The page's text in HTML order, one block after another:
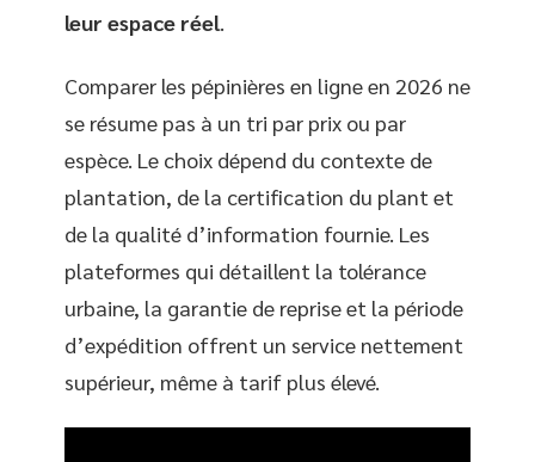
leur espace réel.
Comparer les pépinières en ligne en 2026 ne
se résume pas à un tri par prix ou par
espèce. Le choix dépend du contexte de
plantation, de la certification du plant et
de la qualité d’information fournie. Les
plateformes qui détaillent la tolérance
urbaine, la garantie de reprise et la période
d’expédition offrent un service nettement
supérieur, même à tarif plus élevé.